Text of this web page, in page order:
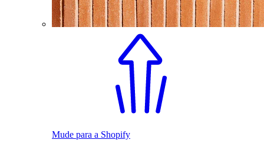
Mude para a Shopify